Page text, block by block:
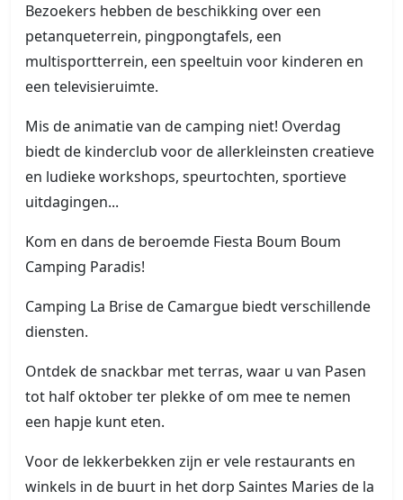
Bezoekers hebben de beschikking over een
petanqueterrein, pingpongtafels, een
multisportterrein, een speeltuin voor kinderen en
een televisieruimte.
Mis de animatie van de camping niet! Overdag
biedt de kinderclub voor de allerkleinsten creatieve
en ludieke workshops, speurtochten, sportieve
uitdagingen...
Kom en dans de beroemde Fiesta Boum Boum
Camping Paradis!
Camping La Brise de Camargue biedt verschillende
diensten.
Ontdek de snackbar met terras, waar u van Pasen
tot half oktober ter plekke of om mee te nemen
een hapje kunt eten.
Voor de lekkerbekken zijn er vele restaurants en
winkels in de buurt in het dorp Saintes Maries de la